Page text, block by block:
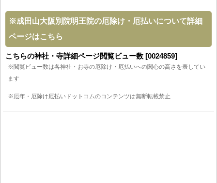
※成田山大阪別院明王院の厄除け・厄払いについて詳細
ページはこちら
こちらの神社・寺詳細ページ閲覧ビュー数 [0024859]
※閲覧ビュー数は各神社・お寺の厄除け・厄払いへの関心の高さを表してい
ます
※厄年・厄除け厄払いドットコムのコンテンツは無断転載禁止